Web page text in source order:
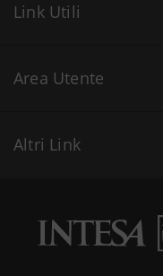
Link Utili
Area Utente
Altri Link